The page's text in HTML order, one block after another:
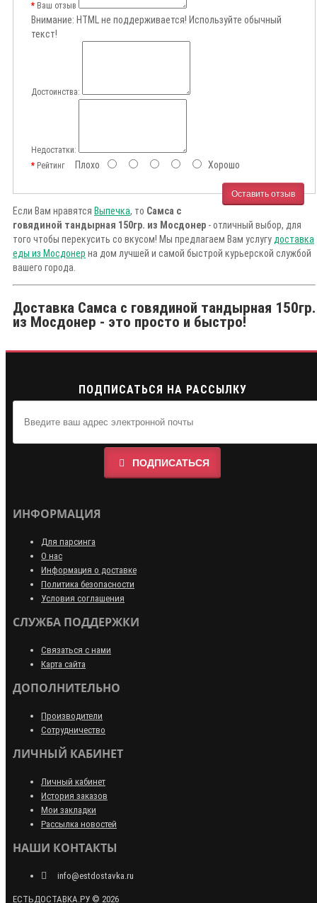
Ваш отзыв
Внимание: HTML не поддерживается! Используйте обычный
текст!
Достоинства:
Недостатки:
РейтингПлохо Хорошо
Оставить отзыв
Если Вам нравятся Выпечка, то Самса с
говядиной тандырная 150гр. из Мосдонер - отличный выбор, для
того чтобы перекусить со вкусом! Мы предлагаем Вам услугу доставка
еды из Мосдонер на дом лучшей и самой быстрой курьерской службой
вашего города.
Доставка Самса с говядиной тандырная 150гр.
из Мосдонер - это просто и быстро!
ПОДПИСАТЬСЯ НА РАССЫЛКУ
ПОДПИСАТЬСЯ
ИНФОРМАЦИЯ
Для парсинга
О нас
Информация о доставке
Политика безопасности
Условия соглашения
СЛУЖБА ПОДДЕРЖКИ
Связаться с нами
Карта сайта
ДОПОЛНИТЕЛЬНО
Производители
Сотрудничество
ЛИЧНЫЙ КАБИНЕТ
Личный кабинет
История заказов
Мои закладки
Рассылка новостей
НАШИ КОНТАКТЫ
info@estdostavka.ru
ЕСТЬДОСТАВКА.РУ © 2026